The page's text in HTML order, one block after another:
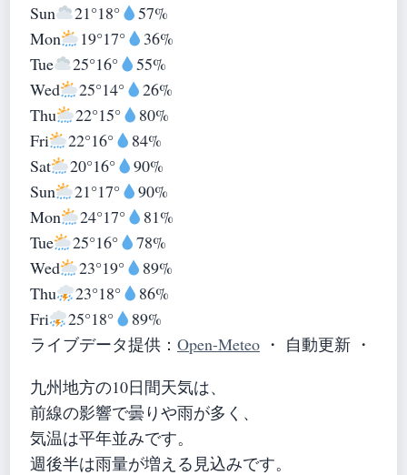
Sun
21°18°
57%
Mon
19°17°
36%
Tue
25°16°
55%
Wed
25°14°
26%
Thu
22°15°
80%
Fri
22°16°
84%
Sat
20°16°
90%
Sun
21°17°
90%
Mon
24°17°
81%
Tue
25°16°
78%
Wed
23°19°
89%
Thu
23°18°
86%
Fri
25°18°
89%
ライブデータ提供： Open-Meteo ・ 自動更新 ・
九州地方の10日間天気は、
前線の影響で曇りや雨が多く、
気温は平年並みです。
週後半は雨量が増える見込みです。